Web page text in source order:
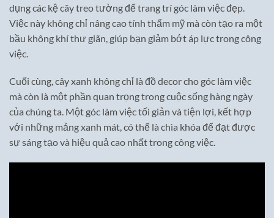
dụng các kệ cây treo tường để trang trí góc làm việc đẹp.
Việc này không chỉ nâng cao tính thẩm mỹ mà còn tạo ra một
bầu không khí thư giãn, giúp bạn giảm bớt áp lực trong công
việc.
Cuối cùng, cây xanh không chỉ là đồ decor cho góc làm việc
mà còn là một phần quan trọng trong cuộc sống hàng ngày
của chúng ta. Một góc làm việc tối giản và tiện lợi, kết hợp
với những mảng xanh mát, có thể là chìa khóa để đạt được
sự sáng tạo và hiệu quả cao nhất trong công việc.